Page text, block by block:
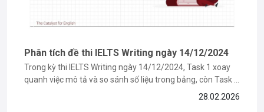
Phân tích đề thi IELTS Writing ngày 14/12/2024
Trong kỳ thi IELTS Writing ngày 14/12/2024, Task 1 xoay
quanh việc mô tả và so sánh số liệu trong bảng, còn Task 2
là dạng bài thảo luận hai ý kiến đối lập. Ở bài viết này, The
28.02.2026